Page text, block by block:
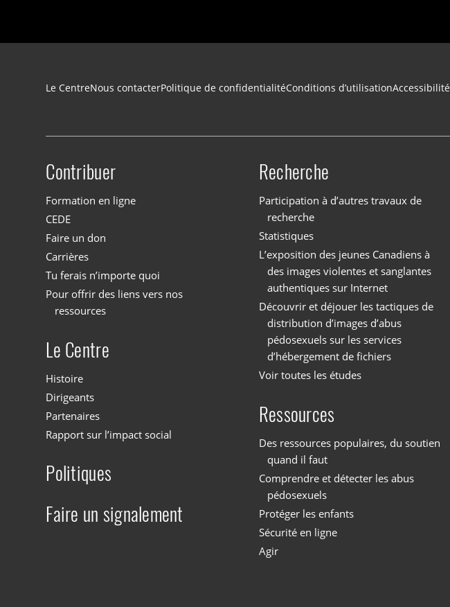
Navigation du pied de page
Le CentreNous contacterPolitique de confidentialitéConditions d’utilisationAccessibilité
Site menu
Contribuer
Formation en ligne
CEDE
Faire un don
Carrières
Tu ferais n’importe quoi
Pour offrir des liens vers nos
ressources
Le Centre
Histoire
Dirigeants
Partenaires
Rapport sur l’impact social
Politiques
Faire un signalement
Recherche
Participation à d’autres travaux de
recherche
Statistiques
L’exposition des jeunes Canadiens à
des images violentes et sanglantes
authentiques sur Internet
Découvrir et déjouer les tactiques de
distribution d’images d’abus
pédosexuels sur les services
d’hébergement de fichiers
Voir toutes les études
Ressources
Des ressources populaires, du soutien
quand il faut
Comprendre et détecter les abus
pédosexuels
Protéger les enfants
Sécurité en ligne
Agir